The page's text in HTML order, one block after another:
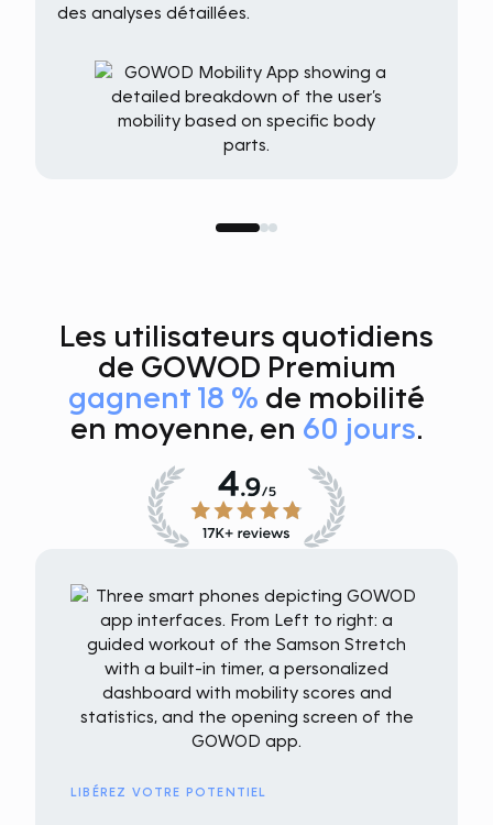
des analyses détaillées.
Les utilisateurs quotidiens
de GOWOD Premium
gagnent 18 % de mobilité
en moyenne, en 60 jours.
LIBÉREZ VOTRE POTENTIEL